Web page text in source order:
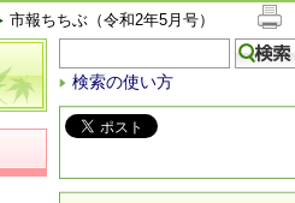
市報ちちぶ（令和2年5月号）
検索の使い方